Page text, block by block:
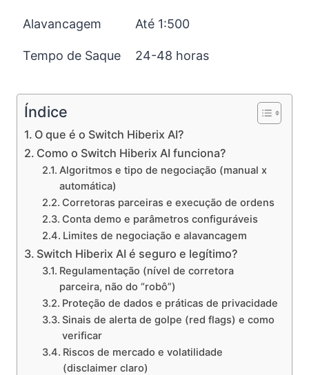
Alavancagem Até 1:500
Tempo de Saque 24-48 horas
Índice
O que é o Switch Hiberix AI?
Como o Switch Hiberix AI funciona?
Algoritmos e tipo de negociação (manual x
automática)
Corretoras parceiras e execução de ordens
Conta demo e parâmetros configuráveis
Limites de negociação e alavancagem
Switch Hiberix AI é seguro e legítimo?
Regulamentação (nível de corretora
parceira, não do “robô”)
Proteção de dados e práticas de privacidade
Sinais de alerta de golpe (red flags) e como
verificar
Riscos de mercado e volatilidade
(disclaimer claro)